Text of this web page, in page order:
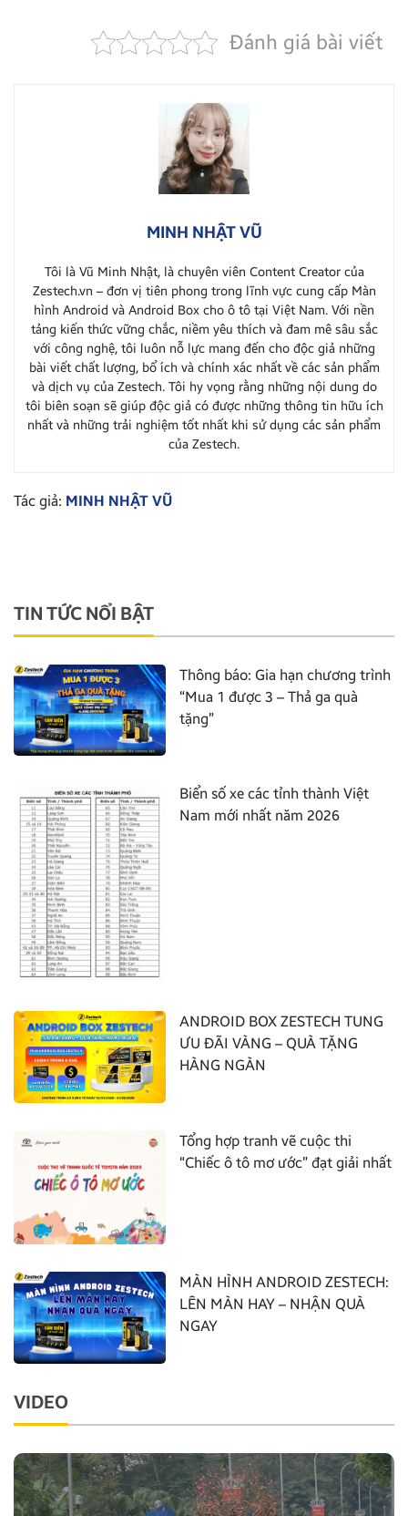
Đánh giá bài viết
MINH NHẬT VŨ
Tôi là Vũ Minh Nhật, là chuyên viên Content Creator của
Zestech.vn – đơn vị tiên phong trong lĩnh vực cung cấp Màn
hình Android và Android Box cho ô tô tại Việt Nam. Với nền
tảng kiến thức vững chắc, niềm yêu thích và đam mê sâu sắc
với công nghệ, tôi luôn nỗ lực mang đến cho độc giả những
bài viết chất lượng, bổ ích và chính xác nhất về các sản phẩm
và dịch vụ của Zestech. Tôi hy vọng rằng những nội dung do
tôi biên soạn sẽ giúp độc giả có được những thông tin hữu ích
nhất và những trải nghiệm tốt nhất khi sử dụng các sản phẩm
của Zestech.
Tác giả: MINH NHẬT VŨ
TIN TỨC NỔI BẬT
Thông báo: Gia hạn chương trình
“Mua 1 được 3 – Thả ga quà
tặng”
Biển số xe các tỉnh thành Việt
Nam mới nhất năm 2026
ANDROID BOX ZESTECH TUNG
ƯU ĐÃI VÀNG – QUÀ TẶNG
HÀNG NGÀN
Tổng hợp tranh vẽ cuộc thi
“Chiếc ô tô mơ ước” đạt giải nhất
MÀN HÌNH ANDROID ZESTECH:
LÊN MÀN HAY – NHẬN QUÀ
NGAY
VIDEO